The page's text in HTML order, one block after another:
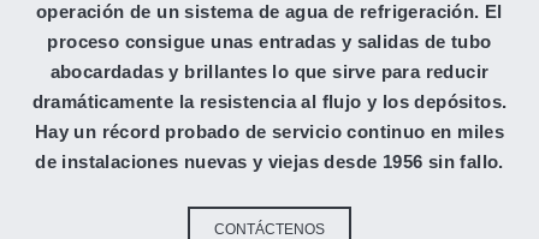
operación de un sistema de agua de refrigeración. El
proceso consigue unas entradas y salidas de tubo
abocardadas y brillantes lo que sirve para reducir
dramáticamente la resistencia al flujo y los depósitos.
Hay un récord probado de servicio continuo en miles
de instalaciones nuevas y viejas desde 1956 sin fallo.
CONTÁCTENOS